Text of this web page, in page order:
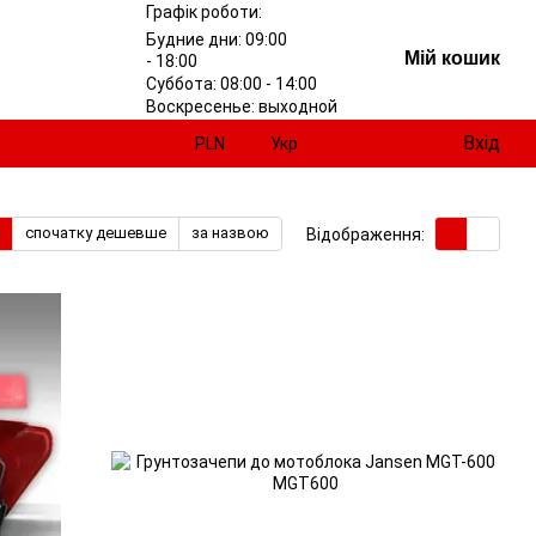
Графік роботи:
Будние дни: 09:00
- 18:00
Суббота: 08:00 - 14:00
Воскресенье: выходной
Мій кошик
PLN Укр Вхід
спочатку дешевше за назвою Відображення: